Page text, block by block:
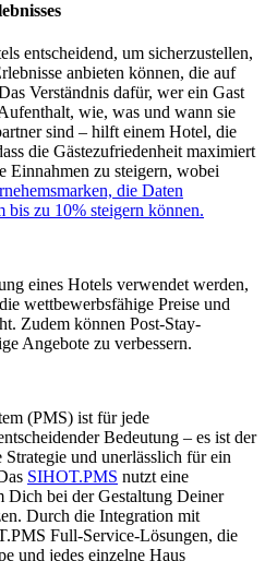
entscheidend, um sicherzustellen,
anbieten können, die auf
Verständnis dafür, wer ein Gast
wie, was und wann sie
sind – hilft einem Hotel, die
die Gästezufriedenheit maximiert
Einnahmen zu steigern, wobei
die Daten
bis zu 10% steigern können.
eines Hotels verwendet werden,
wettbewerbsfähige Preise und
Zudem können Post-Stay-
Angebote zu verbessern.
(PMS) ist für jede
Bedeutung – es ist der
und unerlässlich für ein
SIHOT.PMS nutzt eine
Dich bei der Gestaltung Deiner
Durch die Integration mit
Full-Service-Lösungen, die
und jedes einzelne Haus